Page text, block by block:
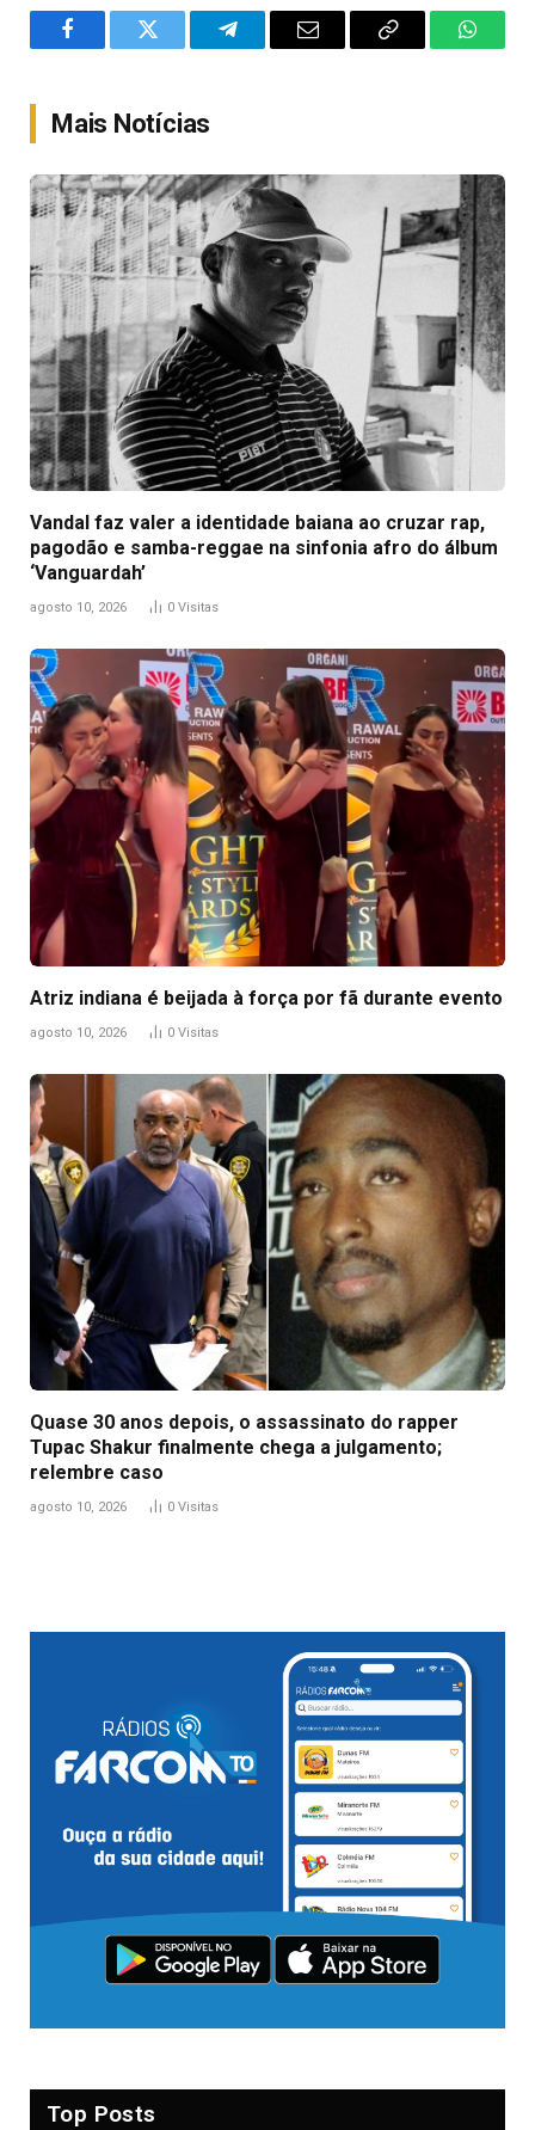
FacebookTwitter TelegramEmail
Copy
Mais Notícias
Vandal faz valer a identidade baiana ao cruzar rap,
pagodão e samba-reggae na sinfonia afro do álbum
‘Vanguardah’
agosto 10, 2026 0 Visitas
Atriz indiana é beijada à força por fã durante evento
agosto 10, 2026 0 Visitas
Quase 30 anos depois, o assassinato do rapper
Tupac Shakur finalmente chega a julgamento;
relembre caso
agosto 10, 2026 0 Visitas
Top Posts